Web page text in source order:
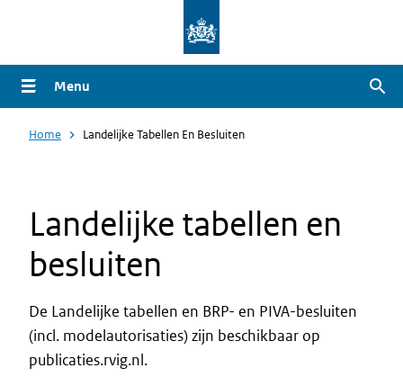
naar
de
gaan
Menu
Home Landelijke Tabellen En Besluiten
Landelijke tabellen en
besluiten
De Landelijke tabellen en BRP- en PIVA-besluiten
(incl. modelautorisaties) zijn beschikbaar op
publicaties.rvig.nl.